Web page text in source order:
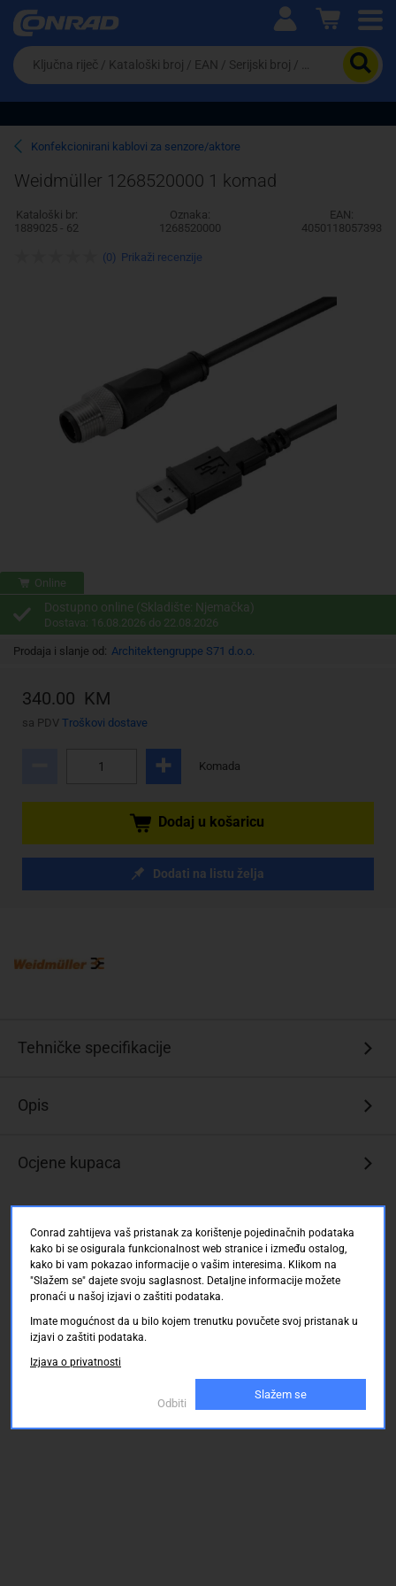
Ova postavka prilagođava asortiman proizvoda i
cijene vašim potrebama.
Pravno lice
Da
biste
potražili
proizvod,
unesite
ključnu
riječ,
kataloški
broj,
EAN
ili
Konfekcionirani kablovi za senzore/aktore
Weidmüller 1268520000 1 komad
Kataloški br:
1889025 - 62
Oznaka:
1268520000
EAN:
4050118057393
Online
Dostupno online (Skladište: Njemačka)
Dostava: 16.08.2026 do 22.08.2026
Prodaja i slanje od: Architektengruppe S71 d.o.o.
340.00 KM
sa PDV Troškovi dostave
Komada
Dodaj u košaricu
Dodati na listu želja
(0) Prikaži recenzije
Tehničke specifikacije
Opis
Ocjene kupaca
Conrad zahtijeva vaš pristanak za korištenje pojedinačnih podataka
kako bi se osigurala funkcionalnost web stranice i između ostalog,
kako bi vam pokazao informacije o vašim interesima. Klikom na
"Slažem se" dajete svoju saglasnost. Detaljne informacije možete
pronaći u našoj izjavi o zaštiti podataka.
Imate mogućnost da u bilo kojem trenutku povučete svoj pristanak u
izjavi o zaštiti podataka.
Izjava o privatnosti
Odbiti
Slažem se